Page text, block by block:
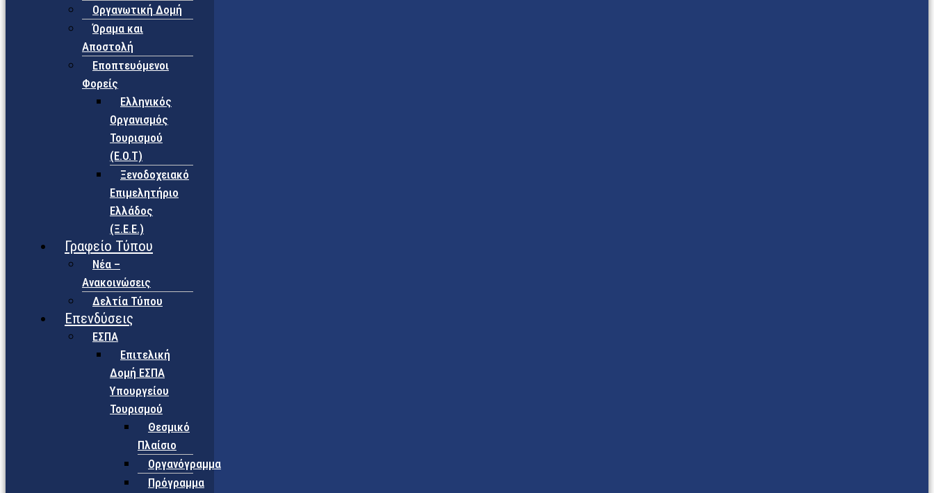
Οργανωτική Δομή
Όραμα και
Αποστολή
Εποπτευόμενοι
Φορείς
Eλληνικός
Οργανισμός
Τουρισμού
(Ε.Ο.Τ)
Ξενοδοχειακό
Επιμελητήριο
Ελλάδος
(Ξ.Ε.Ε.)
Γραφείο Τύπου
Νέα –
Ανακοινώσεις
Δελτία Τύπου
Επενδύσεις
ΕΣΠΑ
Επιτελική
Δομή ΕΣΠΑ
Υπουργείου
Τουρισμού
Θεσμικό
Πλαίσιο
Οργανόγραμμα
Πρόγραμμα